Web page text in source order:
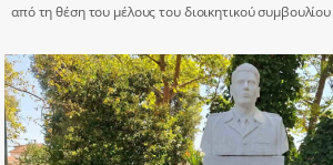
από τη θέση του μέλους του διοικητικού